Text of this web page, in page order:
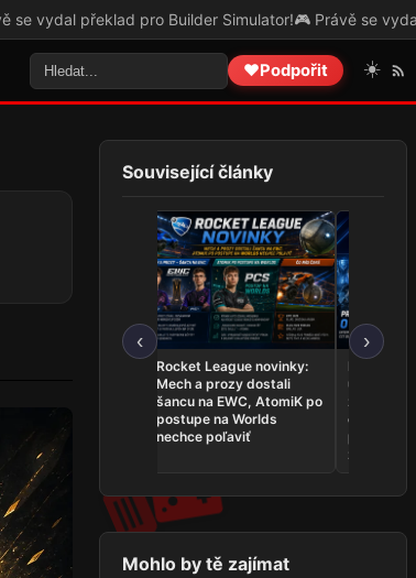
pro Builder Simulator!🎮 Právě se vydal překlad
❤️Podpořit ☀️
Související články
‹
dlhuje hráčom
Rocket League novinky:
Mech a prozy dostali
šancu na EWC, AtomiK po
postupe na Worlds
nechce poľaviť
udalosti
zahrá o
ovládli
predstavil
zostavu
›
Mohlo by tě zajímat